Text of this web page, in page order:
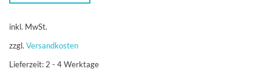
inkl. MwSt.
zzgl. Versandkosten
Lieferzeit:2 - 4 Werktage